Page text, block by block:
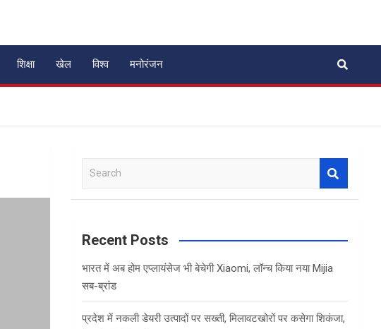
शिक्षा खेल विश्व मनोरंजन
a
c
Recent Posts
भारत में अब होम एप्लायंसेज भी बेचेगी Xiaomi, लॉन्च किया नया Mijia
सब-ब्रांड
प्रदेश में नकली डेयरी उत्पादों पर सख्ती, मिलावटखोरों पर कसेगा शिकंजा,